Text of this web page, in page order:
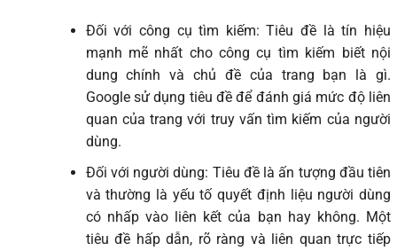
Đối với công cụ tìm kiếm: Tiêu đề là tín hiệu
mạnh mẽ nhất cho công cụ tìm kiếm biết nội
dung chính và chủ đề của trang bạn là gì.
Google sử dụng tiêu đề để đánh giá mức độ liên
quan của trang với truy vấn tìm kiếm của người
dùng.
Đối với người dùng: Tiêu đề là ấn tượng đầu tiên
và thường là yếu tố quyết định liệu người dùng
có nhấp vào liên kết của bạn hay không. Một
tiêu đề hấp dẫn, rõ ràng và liên quan trực tiếp